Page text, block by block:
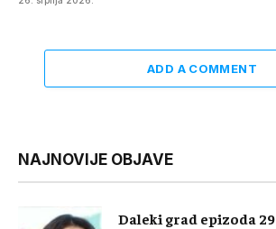
ADD A COMMENT
NAJNOVIJE OBJAVE
Daleki grad epizoda 29